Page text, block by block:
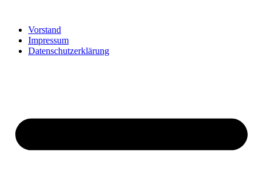
Vorstand
Impressum
Datenschutzerklärung